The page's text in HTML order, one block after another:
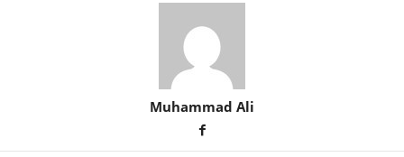
Muhammad Ali